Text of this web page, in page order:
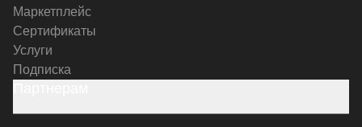
Маркетплейс
Сертификаты
Услуги
Подписка